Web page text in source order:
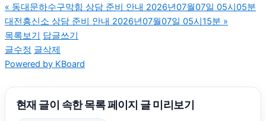
서대문구하수구막힘
상간남소송
« 동대문하수구막힘 상담 준비 안내 2026년07월07일 05시05분
대전흥신소 상담 준비 안내 2026년07월07일 05시15분 »
목록보기 답글쓰기
글수정 글삭제
Powered by KBoard
현재 글이 속한 목록 페이지 글 미리보기